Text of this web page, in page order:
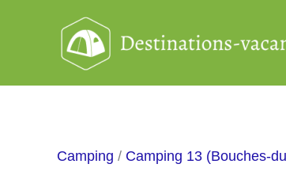
Camping / Camping 13 (Bouches-